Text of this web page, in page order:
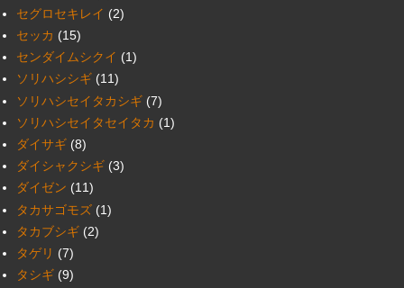
セグロセキレイ (2)
セッカ (15)
センダイムシクイ (1)
ソリハシシギ (11)
ソリハシセイタカシギ (7)
ソリハシセイタセイタカ (1)
ダイサギ (8)
ダイシャクシギ (3)
ダイゼン (11)
タカサゴモズ (1)
タカブシギ (2)
タゲリ (7)
タシギ (9)